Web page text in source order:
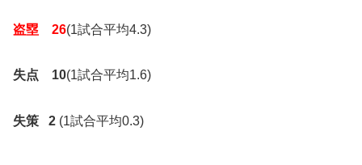
盗塁 26(1試合平均4.3)
失点 10(1試合平均1.6)
失策 2 (1試合平均0.3)